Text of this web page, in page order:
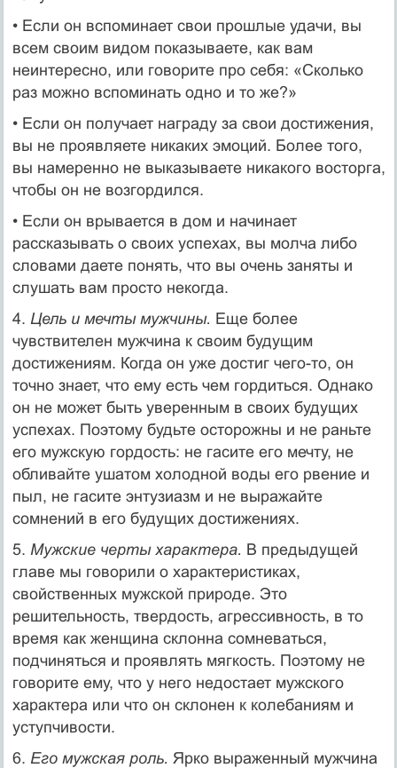
• Если он вспоминает свои прошлые удачи, вы
всем своим видом показываете, как вам
неинтересно, или говорите про себя: «Сколько
раз можно вспоминать одно и то же?»
• Если он получает награду за свои достижения,
вы не про­являете никаких эмоций. Более того,
вы намеренно не вы­казываете никакого восторга,
чтобы он не возгордился.
• Если он врывается в дом и начинает
рассказывать о сво­их успехах, вы молча либо
словами даете понять, что вы очень заняты и
слушать вам просто некогда.
4. Цель и мечты мужчины. Еще более
чувствителен мужчина к своим будущим
достижениям. Когда он уже достиг чего-то, он
точно знает, что ему есть чем гордиться. Однако
он не мо­жет быть уверенным в своих будущих
успехах. Поэтому будь­те осторожны и не раньте
его мужскую гордость: не гасите его мечту, не
обливайте ушатом холодной воды его рвение и
пыл, не гасите энтузиазм и не выражайте
сомнений в его будущих достижениях.
5. Мужские черты характера. В предыдущей
главе мы гово­рили о характеристиках,
свойственных мужской природе. Это
решительность, твердость, агрессивность, в то
время как женщи­на склонна сомневаться,
подчиняться и проявлять мягкость. По­этому не
говорите ему, что у него недостает мужского
характера или что он склонен к колебаниям и
уступчивости.
6. Его мужская роль. Ярко выраженный мужчина